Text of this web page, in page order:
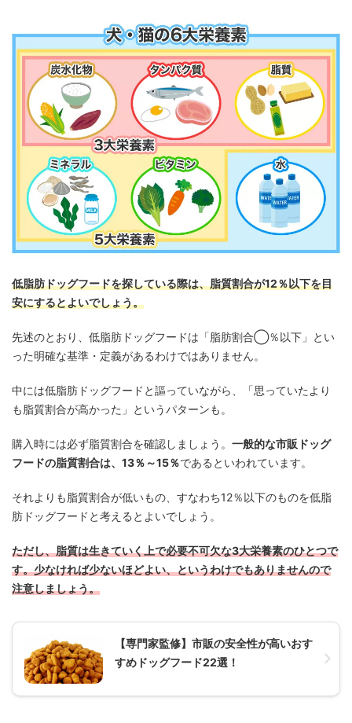
低脂肪ドッグフードを探している際は、脂質割合が12％以下を目
安にするとよいでしょう。
先述のとおり、低脂肪ドッグフードは「脂肪割合◯％以下」とい
った明確な基準・定義があるわけではありません。
中には低脂肪ドッグフードと謳っていながら、「思っていたより
も脂質割合が高かった」というパターンも。
購入時には必ず脂質割合を確認しましょう。 一般的な市販ドッグ
フードの脂質割合は、13％～15％であるといわれています。
それよりも脂質割合が低いもの、すなわち12％以下のものを低脂
肪ドッグフードと考えるとよいでしょう。
ただし、脂質は生きていく上で必要不可欠な3大栄養素のひとつで
す。少なければ少ないほどよい、というわけでもありませんので
注意しましょう。
【専門家監修】市販の安全性が高いおす
すめドッグフード22選！